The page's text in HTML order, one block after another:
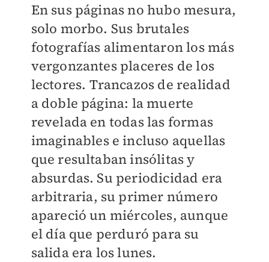
En sus páginas no hubo mesura,
solo morbo. Sus brutales
fotografías alimentaron los más
vergonzantes placeres de los
lectores. Trancazos de realidad
a doble página: la muerte
revelada en todas las formas
imaginables e incluso aquellas
que resultaban insólitas y
absurdas. Su periodicidad era
arbitraria, su primer número
apareció un miércoles, aunque
el día que perduró para su
salida era los lunes.